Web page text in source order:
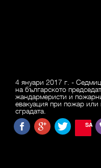
4 януари 2017 г. -
на българското
жандармеристи и
евакуация при пожар или
сградата.
SAVE